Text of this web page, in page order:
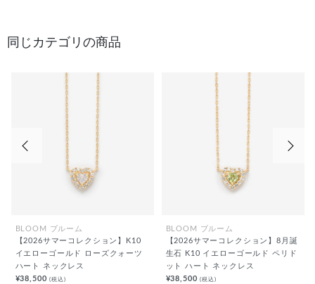
同じカテゴリの商品
BLOOM ブルーム
【2026サマーコレクション】K10
イエローゴールド ローズクォーツ
ハート ネックレス
¥38,500(税込)
BLOOM ブルーム
【2026サマーコレクション】8月誕
生石 K10 イエローゴールド ペリド
ット ハート ネックレス
¥38,500(税込)